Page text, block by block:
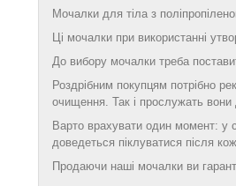
Мочалки для тіла з
Ці мочалки при використанні
До вибору мочалки треба
Роздрібним покупцям потрібно
очищення. Так і прослужать вони
Варто врахувати один момент: у
доведеться піклуватися після
Продаючи наші мочалки ви